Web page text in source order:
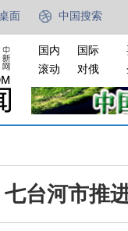
面 中国搜索
国内
国际
滚动
对俄
七台河市推